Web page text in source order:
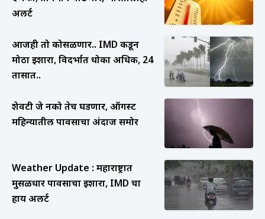
अलर्ट
आजही तो कोसळणार.. IMD कडून
मोठा इशारा, विदर्भात धोका अधिक, 24
तासात..
शेवटी जे नको तेच घडणार, ऑगस्ट
महिन्यातील पावसाचा अंदाज समोर
Weather Update : महाराष्ट्रात
मुसळधार पावसाचा इशारा, IMD चा
हाय अलर्ट